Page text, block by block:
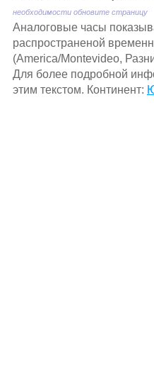
необходимости обновите страницу
Aналоговые часы
распространеной
(America/Montevideo,
Для более подробной
этим текстом. Континент: